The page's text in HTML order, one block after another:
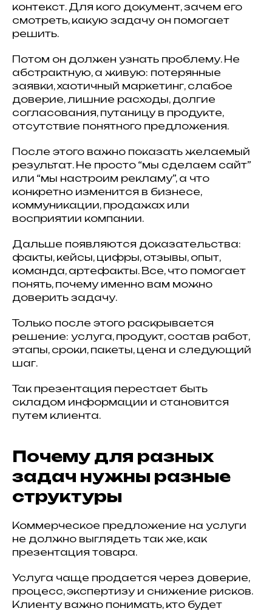
контекст. Для кого документ, зачем его
смотреть, какую задачу он помогает
решить.
Потом он должен узнать проблему. Не
абстрактную, а живую: потерянные
заявки, хаотичный маркетинг, слабое
доверие, лишние расходы, долгие
согласования, путаницу в продукте,
отсутствие понятного предложения.
После этого важно показать желаемый
результат. Не просто “мы сделаем сайт”
или “мы настроим рекламу”, а что
конкретно изменится в бизнесе,
коммуникации, продажах или
восприятии компании.
Дальше появляются доказательства:
факты, кейсы, цифры, отзывы, опыт,
команда, артефакты. Все, что помогает
понять, почему именно вам можно
доверить задачу.
Только после этого раскрывается
решение: услуга, продукт, состав работ,
этапы, сроки, пакеты, цена и следующий
шаг.
Так презентация перестает быть
складом информации и становится
путем клиента.
Почему для разных
задач нужны разные
структуры
Коммерческое предложение на услуги
не должно выглядеть так же, как
презентация товара.
Услуга чаще продается через доверие,
процесс, экспертизу и снижение рисков.
Клиенту важно понимать, кто будет